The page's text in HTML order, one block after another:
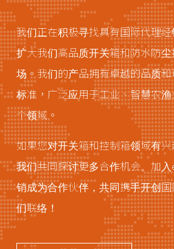
我们正在积极寻找具有国际代理
扩大我们高品质开关箱和防水防
场。我们的产品拥有卓越的品质
标准，广泛应用于工业、智慧农
个领域。
如果您对开关箱和控制箱领域有
我们共同探讨更多合作机会。加
销成为合作伙伴，共同携手开创
们联络！